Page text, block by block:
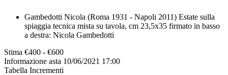
Gambedotti Nicola (Roma 1931 - Napoli 2011) Estate sulla
spiaggia tecnica mista su tavola, cm 23,5x35 firmato in basso
a destra: Nicola Gambedotti
Stima €400 - €600
Informazione asta 10/06/2021 17:00
Tabella Incrementi